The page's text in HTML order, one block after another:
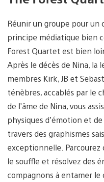
Réunir un groupe pour un
principe médiatique bien
Forest Quartet est bien
Après le décès de Nina, la
membres Kirk, JB et
ténèbres, accablés par le
de l’âme de Nina, vous
physiques d’émotion et
travers des graphismes
exceptionnelle.
le souffle et résolvez des
compagnons à entamer le